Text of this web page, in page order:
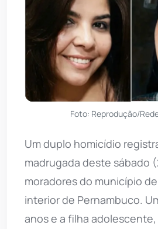
Foto: Reprodução/
Um duplo homicídio
madrugada deste sábado
moradores do município
interior de Pernambuco.
anos e a filha adolescente,